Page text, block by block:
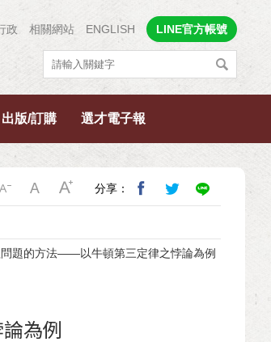
政 相關網站 ENGLISH LINE官方帳號
出版/訂購 選才電子報
分享：
題的方法——以牛頓第三定律之悖論為例
為例